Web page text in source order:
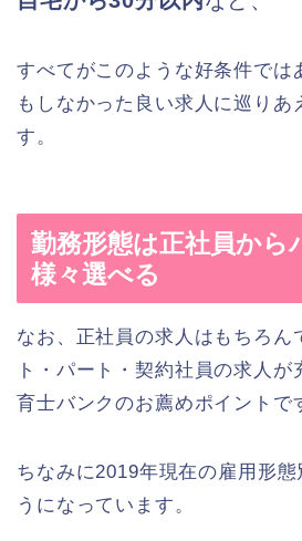
すべてがこのような好条件では
もしなかった良い求人に巡りあ
す。
勤務形態は正社員から
様々選べる
なお、正社員の求人はもちろん
ト・パート・契約社員の求人
育士バンクのお薦めポイントで
ちなみに2019年現在の雇用形態
うになっています。